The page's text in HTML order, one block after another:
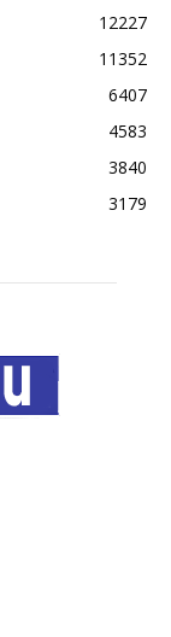
12227
11352
6407
4583
3840
3179